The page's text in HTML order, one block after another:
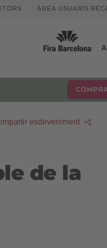
ÀREA USUARIS
esdeveniment
de la